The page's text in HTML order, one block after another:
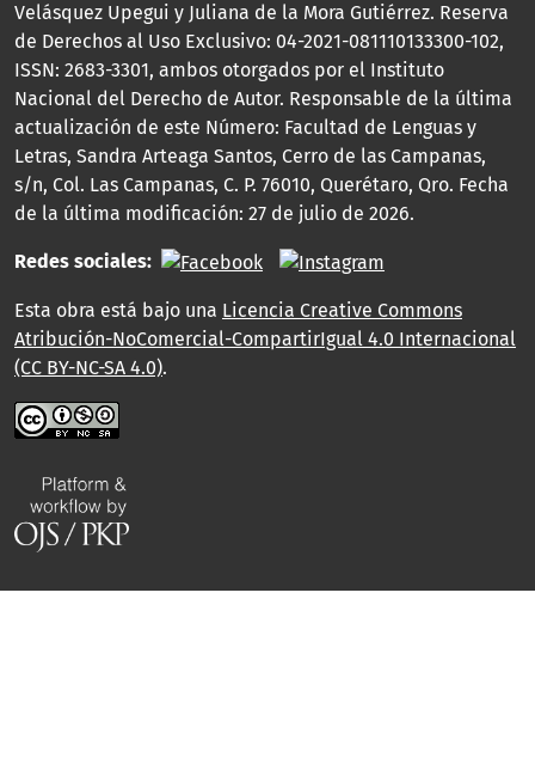
Velásquez Upegui y Juliana de la Mora Gutiérrez. Reserva
de Derechos al Uso Exclusivo: 04-2021-081110133300-102,
ISSN: 2683-3301, ambos otorgados por el Instituto
Nacional del Derecho de Autor. Responsable de la última
actualización de este Número: Facultad de Lenguas y
Letras, Sandra Arteaga Santos, Cerro de las Campanas,
s/n, Col. Las Campanas, C. P. 76010, Querétaro, Qro. Fecha
de la última modificación: 27 de julio de 2026.
Redes sociales:
Esta obra está bajo una Licencia Creative Commons
Atribución-NoComercial-CompartirIgual 4.0 Internacional
(CC BY-NC-SA 4.0).